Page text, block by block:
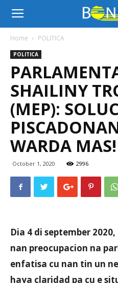
Bon
Dia
Aruba
Noticia
Aruba
Home POLITICA
POLITICA
SHAILINY
(MEP):
WARDA MAS!
October 1, 2020 2996
Dia 4 di september
nan preocupacion na
enfatisa cu nan tin un
haya claridad pa cu e